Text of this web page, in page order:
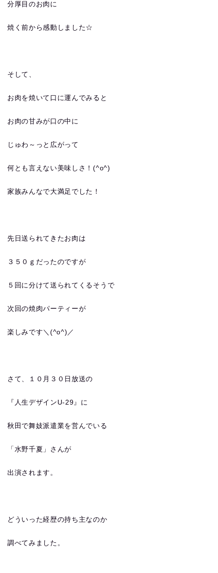
分厚目のお肉に
焼く前から感動しました☆
そして、
お肉を焼いて口に運んでみると
お肉の甘みが口の中に
じゅわ～っと広がって
何とも言えない美味しさ！(^o^)
家族みんなで大満足でした！
先日送られてきたお肉は
３５０ｇだったのですが
５回に分けて送られてくるそうで
次回の焼肉パーティーが
楽しみです＼(^o^)／
さて、１０月３０日放送の
『人生デザインU-29』に
秋田で舞妓派遣業を営んでいる
「水野千夏」さんが
出演されます。
どういった経歴の持ち主なのか
調べてみました。